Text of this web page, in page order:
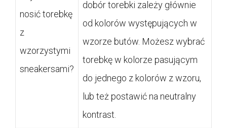
nosić torebkę
z
wzorzystymi
sneakersami?
dobór torebki zależy głównie
od kolorów występujących w
wzorze butów. Możesz wybrać
torebkę w kolorze pasującym
do jednego z kolorów z wzoru,
lub też postawić na neutralny
kontrast.